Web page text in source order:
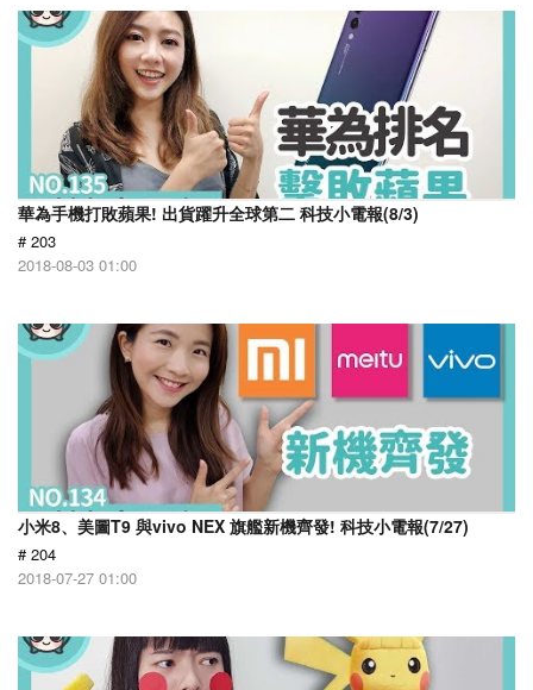
華為手機打敗蘋果! 出貨躍升全球第二 科技小電報(8/3)
# 203
2018-08-03 01:00
小米8、美圖T9 與vivo NEX 旗艦新機齊發! 科技小電報(7/27)
# 204
2018-07-27 01:00